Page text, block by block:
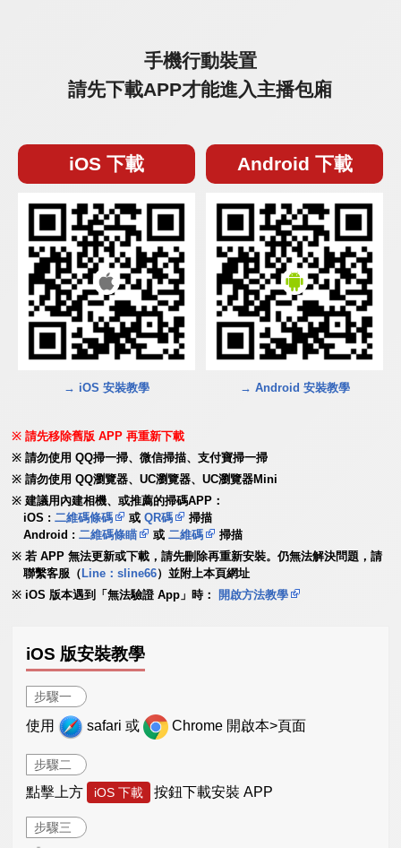
手機行動裝置
請先下載APP才能進入主播包廂
iOS 下載
→ iOS 安裝教學
Android 下載
→ Android 安裝教學
請先移除舊版 APP 再重新下載
請勿使用 QQ掃一掃、微信掃描、支付寶掃一掃
請勿使用 QQ瀏覽器、UC瀏覽器、UC瀏覽器Mini
建議用內建相機、或推薦的掃碼APP：
iOS :二維碼條碼 或QR碼
掃描
Android :二維碼條瞄 或二維碼
掃描
若 APP 無法更新或下載，請先刪除再重新安裝。仍無法解決問題，請
聯繫客服（ Line：sline66）並附上本頁網址
iOS 版本遇到「無法驗證 App」時：
開啟方法教學
iOS 版安裝教學
步驟一
使用 safari 或 Chrome 開啟本>頁面
步驟二
點擊上方 iOS 下載 按鈕下載安裝 APP
步驟三